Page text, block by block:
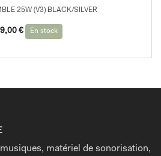
25W (V3) BLACK/SILVER
€ En stock
matériel de sonorisation,